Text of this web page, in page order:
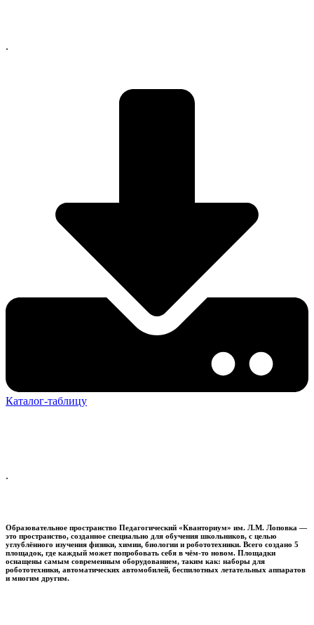
.
Каталог-таблицу
.
Образовательное пространство Педагогический «Кванториум» им. Л.М. Лоповка —
это пространство, созданное специально для обучения школьников, с целью
углублённого изучения физики, химии, биологии и робототехники. Всего создано 5
площадок, где каждый может попробовать себя в чём-то новом. Площадки
оснащены самым современным оборудованием, таким как: наборы для
робототехники, автоматических автомобилей, беспилотных летательных аппаратов
и многим другим.